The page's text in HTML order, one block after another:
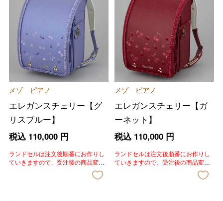
メゾ ピアノ
エレガンスチェリー【グ
リスブルー】
税込 110,000円
ランドセルは注文後順番にお作りし
ていきますので、受注後の商品変
更、色変更、キャンセルはいたしか
ねます。あらかじめご了承いただき
メゾ ピアノ
エレガンスチェリー【ガ
ーネット】
税込 110,000円
ランドセルは注文後順番にお作りし
ていきますので、受注後の商品変
更、色変更、キャンセルはいたしか
ねます。あらかじめご了承いただき